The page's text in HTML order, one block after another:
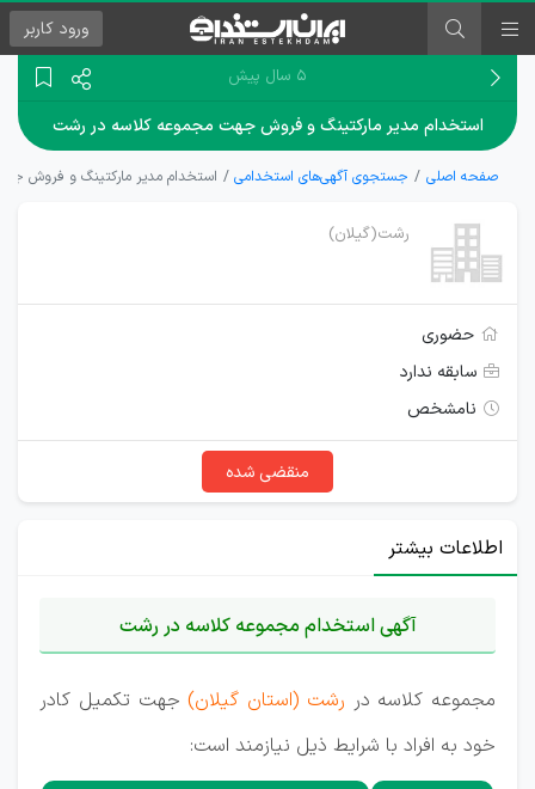
ورود کاربر
۵ سال پیش
استخدام مدیر مارکتینگ و فروش جهت مجموعه کلاسه در رشت
صفحه اصلی جستجوی آگهی‌های استخدامی استخدام مدیر مارکتینگ و فروش
رشت(گیلان)
حضوری
سابقه ندارد
نامشخص
منقضی شده
اطلاعات بیشتر
آگهی استخدام مجموعه کلاسه در رشت
مجموعه کلاسه در رشت (استان گیلان)جهت تکمیل کادر
خود به افراد با شرایط ذیل نیازمند است: